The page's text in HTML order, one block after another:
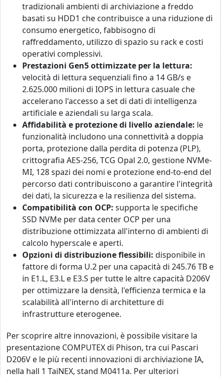
tradizionali ambienti di archiviazione a freddo
basati su HDD1 che contribuisce a una riduzione di
consumo energetico, fabbisogno di
raffreddamento, utilizzo di spazio su rack e costi
operativi complessivi.
Prestazioni Gen5 ottimizzate per la lettura:
velocità di lettura sequenziali fino a 14 GB/s e
2.625.000 milioni di IOPS in lettura casuale che
accelerano l'accesso a set di dati di intelligenza
artificiale e aziendali su larga scala.
Affidabilità e protezione di livello aziendale: le
funzionalità includono una connettività a doppia
porta, protezione dalla perdita di potenza (PLP),
crittografia AES-256, TCG Opal 2.0, gestione NVMe-
MI, 128 spazi dei nomi e protezione end-to-end del
percorso dati contribuiscono a garantire l'integrità
dei dati, la sicurezza e la resilienza del sistema.
Compatibilità con OCP: supporta le specifiche
SSD NVMe per data center OCP per una
distribuzione ottimizzata all'interno di ambienti di
calcolo hyperscale e aperti.
Opzioni di distribuzione flessibili: disponibile in
fattore di forma U.2 per una capacità di 245.76 TB e
in E1.L, E3.L e E3.S per tutte le altre capacità D206V
per ottimizzare la densità, l'efficienza termica e la
scalabilità all'interno di architetture di
infrastrutture eterogenee.
Per scoprire altre innovazioni, è possibile visitare la
presentazione COMPUTEX di Phison, tra cui Pascari
D206V e le più recenti innovazioni di archiviazione IA,
nella hall 1 TaiNEX, stand M0411a. Per ulteriori